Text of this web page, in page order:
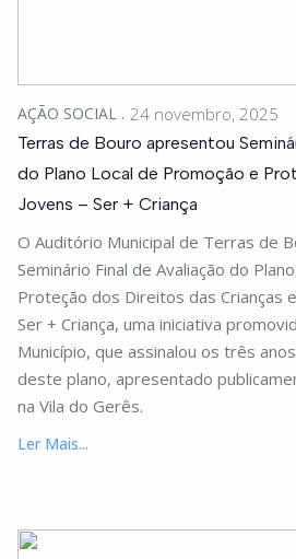
AÇÃO SOCIAL 24 novembro, 2025
Terras de Bouro apresentou
do Plano Local de Promoção e
Jovens – Ser + Criança
O Auditório Municipal de Terras de
Seminário Final de Avaliação do
Proteção dos Direitos das Crianças e
Ser + Criança, uma iniciativa
Município, que assinalou os três
deste plano, apresentado
na Vila do Gerês.
Ler Mais...